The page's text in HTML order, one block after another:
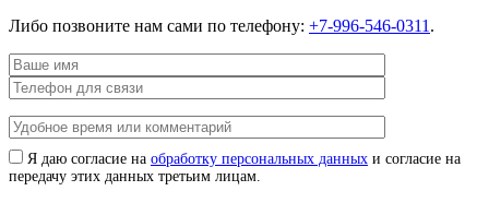
Либо позвоните нам сами по телефону: +7-996-546-0311 .
Я даю согласие на обработку персональных данных и согласие на
передачу этих данных третьим лицам.